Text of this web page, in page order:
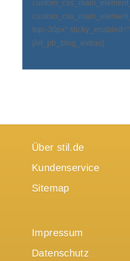
top:-30px“
[/et_pb_blog_extras]
Über stil.de
Kundenservice
Sitemap
Impressum
Datenschutz